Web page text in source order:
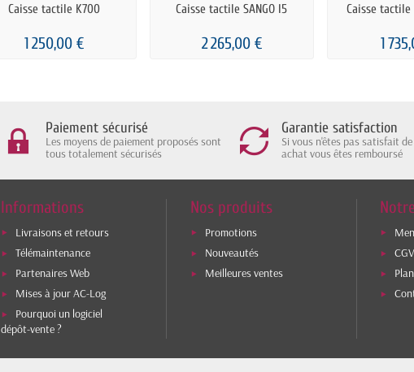
Caisse tactile K700
1 250,00 €
Caisse tactile SANGO I5
2 265,00 €
Caisse tactile
1
Paiement sécurisé
Les moyens de paiement proposés sont
tous totalement sécurisés
Garantie satisfaction
Si vous n'êtes pas satisfait
achat vous êtes remboursé
Informations
Livraisons et retours
Télémaintenance
Partenaires Web
Mises à jour AC-Log
Pourquoi un logiciel
dépôt-vente ?
Nos produits
Promotions
Nouveautés
Meilleures ventes